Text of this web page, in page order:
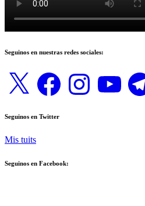
Seguinos en nuestras redes sociales:
X FacebookInstagramYouTube
Seguinos en Twitter
Mis tuits
Seguinos en Facebook: